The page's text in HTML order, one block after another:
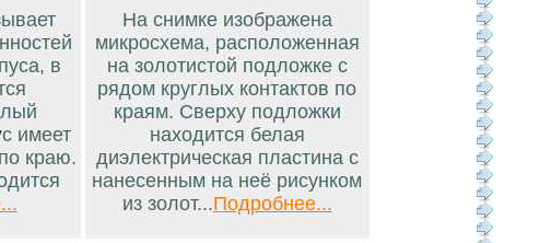
в
имеет
краю.
На снимке изображена
микросхема, расположенная
на золотистой подложке с
рядом круглых контактов по
краям. Сверху подложки
находится белая
диэлектрическая пластина с
нанесенным на неё рисунком
из золот...Подробнее...